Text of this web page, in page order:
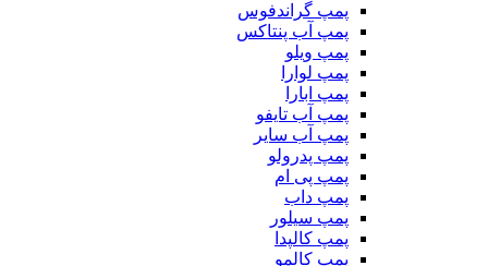
پمپ گراندفوس
پمپ آب پنتاکس
پمپ ویلو
پمپ لوارا
پمپ ابارا
پمپ آب تایفو
پمپ آب سایر
پمپ پدرولو
پمپ پی ام
پمپ داب
پمپ سیلور
پمپ کالپدا
پمپ کالمو